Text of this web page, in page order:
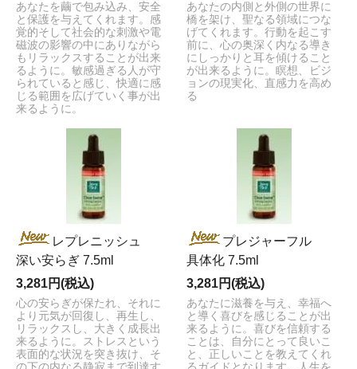
あなたを繭で包み込み、安全
と保護を与えてくれます。感
覚的そして社会的な刺激や電
磁波の影響の中にありながら
もリラックスすることが出来
るように。敏感過ぎる人が守
られていると感じ、快適に感
じる範囲を広げていく事が出
来るように。
あなたの内側と外側の世界に
橋を架け、聖なる領域につな
げてくれます。行動を起こす
前に、心の奥深く内なる導き
にしっかりと耳を傾けること
が出来るように。瞑想、ビジ
ョンの現実化、直感力を高め
る
レプレニッシュ
深い安らぎ 7.5ml
3,281円(税込)
心の安らぎが保たれ、それに
より元気が回復し、再生し、
リラックスし、大きく成長出
来るように。ストレスという
表面的な状況を突き抜け、そ
プレジャーフル
具体化 7.5ml
3,281円(税込)
あなたに滋養を与え、幸福へ
と導く喜びを感じることが出
来るように。喜びを信頼する
ことは、自分にとって良いこ
と、正しいことを教えてくれ